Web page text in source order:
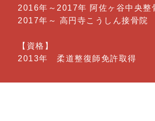
2016年～2017年 阿佐ヶ谷中央整
2017年～ 高円寺こうしん接骨院
【資格】
2013年 柔道整復師免許取得